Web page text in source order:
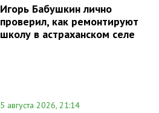
Игорь Бабушкин лично
проверил, как ремонтируют
школу в астраханском селе
5 августа 2026, 21:14